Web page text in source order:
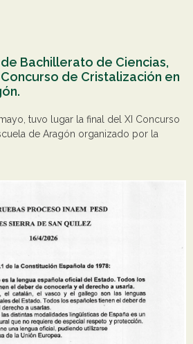
Bachillerato de Ciencias,
de Cristalización en
tuvo lugar la final del XI Concurso
de Aragón organizado por la